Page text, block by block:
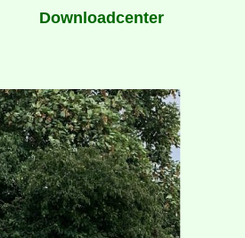
Downloadcenter